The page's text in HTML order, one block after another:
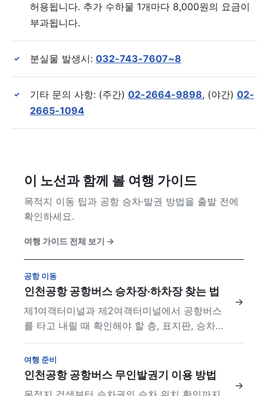
허용됩니다. 추가 수하물 1개마다 8,000원의 요금이
부과됩니다.
✓ 분실물 발생시: 032-743-7607~8
✓ 기타 문의 사항: (주간) 02-2664-9898, (야간) 02-
2665-1094
이 노선과 함께 볼 여행 가이드
목적지 이동 팁과 공항 승차·발권 방법을 출발 전에
확인하세요.
여행 가이드 전체 보기 →
공항 이동
인천공항 공항버스 승차장·하차장 찾는 법
제1여객터미널과 제2여객터미널에서 공항버스
를 타고 내릴 때 확인해야 할 층, 표지판, 승차권
정보를 정리했습니다.
→
여행 준비
인천공항 공항버스 무인발권기 이용 방법
→